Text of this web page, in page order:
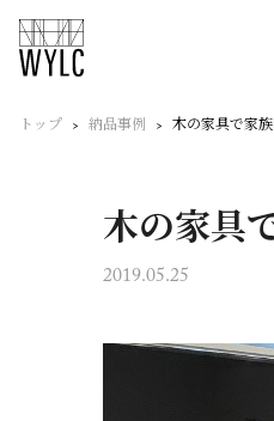
トップ 納品事例 木の家具で家族
木の家具
2019.05.25